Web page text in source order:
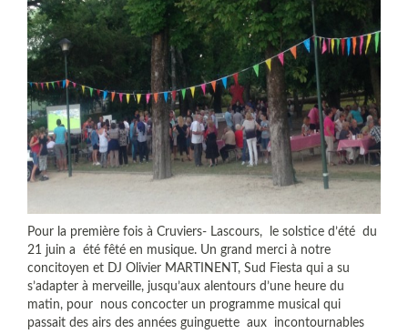
Pour la première fois à Cruviers- Lascours, le solstice d’été du
21 juin a été fêté en musique. Un grand merci à notre
concitoyen et DJ Olivier MARTINENT, Sud Fiesta qui a su
s’adapter à merveille, jusqu’aux alentours d’une heure du
matin, pour nous concocter un programme musical qui
passait des airs des années guinguette aux incontournables